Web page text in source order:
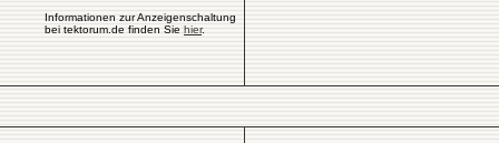
Informationen zur Anzeigenschaltung
bei tektorum.de finden Sie hier.